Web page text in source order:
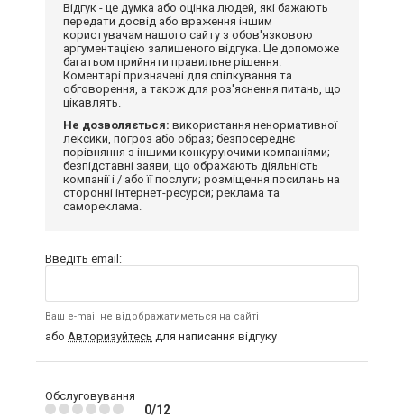
Відгук - це думка або оцінка людей, які бажають
передати досвід або враження іншим
користувачам нашого сайту з обов'язковою
аргументацією залишеного відгука. Це допоможе
багатьом прийняти правильне рішення.
Коментарі призначені для спілкування та
обговорення, а також для роз'яснення питань, що
цікавлять.
Не дозволяється: використання ненормативної
лексики, погроз або образ; безпосереднє
порівняння з іншими конкуруючими компаніями;
безпідставні заяви, що ображають діяльність
компанії і / або її послуги; розміщення посилань на
сторонні інтернет-ресурси; реклама та
самореклама.
Введіть email:
Ваш e-mail не відображатиметься на сайті
або Авторизуйтесь для написання відгуку
Обслуговування
0/12